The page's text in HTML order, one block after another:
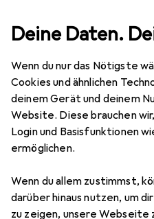
Deine Daten.
Wenn du nur das Nötigste
Cookies und ähnlichen
deinem Gerät und deinem
Website. Diese brauchen
Login und Basisfunktionen
ermöglichen.
Wenn du allem zustimmst,
darüber hinaus nutzen, um
zu zeigen, unsere
Netzwerk Netzwerkkabel
2
StarTechFiber
Preis in EUR inkl. MwSt.
EUR
28,96